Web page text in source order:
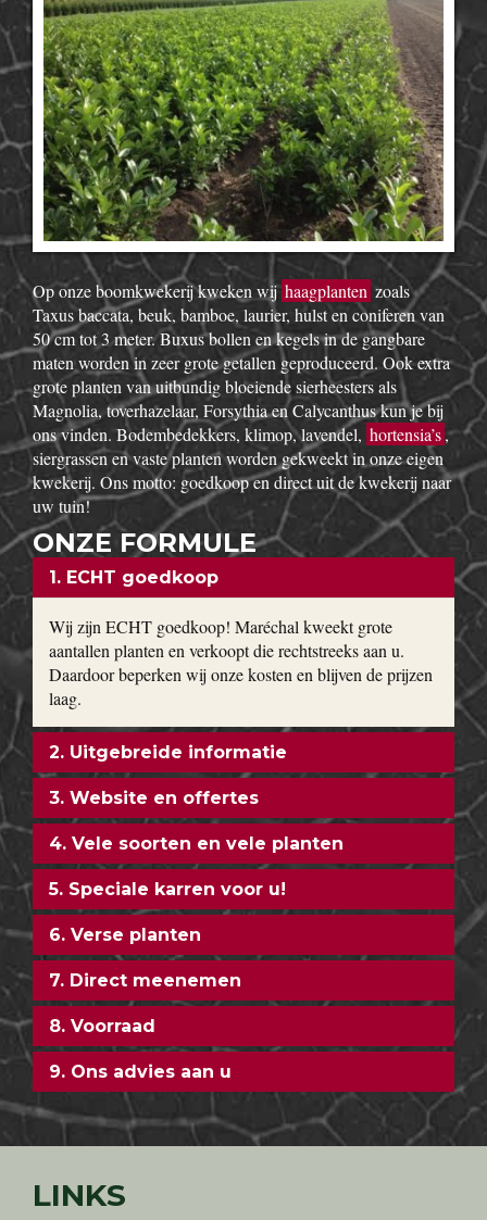
Op onze boomkwekerij kweken wijhaagplanten zoals
Taxus baccata, beuk, bamboe, laurier, hulst en coniferen van
50 cm tot 3 meter. Buxus bollen en kegels in de gangbare
maten worden in zeer grote getallen geproduceerd. Ook extra
grote planten van uitbundig bloeiende sierheesters als
Magnolia, toverhazelaar, Forsythia en Calycanthus kun je bij
ons vinden. Bodembedekkers, klimop, lavendel, hortensia’s,
siergrassen en vaste planten worden gekweekt in onze eigen
kwekerij. Ons motto: goedkoop en direct uit de kwekerij naar
uw tuin!
ONZE FORMULE
1. ECHT goedkoop
Wij zijn ECHT goedkoop! Maréchal kweekt grote
aantallen planten en verkoopt die rechtstreeks aan u.
Daardoor beperken wij onze kosten en blijven de prijzen
laag.
2. Uitgebreide informatie
3. Website en offertes
4. Vele soorten en vele planten
5. Speciale karren voor u!
6. Verse planten
7. Direct meenemen
8. Voorraad
9. Ons advies aan u
LINKS